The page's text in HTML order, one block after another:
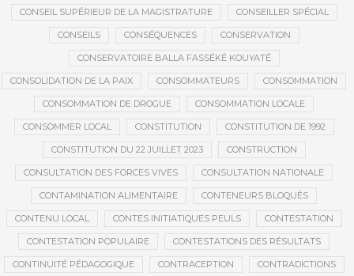
CONSEIL SUPÉRIEUR DE LA MAGISTRATURE CONSEILLER SPÉCIAL
CONSEILS CONSÉQUENCES CONSERVATION
CONSERVATOIRE BALLA FASSÉKÉ KOUYATÉ
CONSOLIDATION DE LA PAIX CONSOMMATEURS CONSOMMATION
CONSOMMATION DE DROGUE CONSOMMATION LOCALE
CONSOMMER LOCAL CONSTITUTION CONSTITUTION DE 1992
CONSTITUTION DU 22 JUILLET 2023 CONSTRUCTION
CONSULTATION DES FORCES VIVES CONSULTATION NATIONALE
CONTAMINATION ALIMENTAIRE CONTENEURS BLOQUÉS
CONTENU LOCAL CONTES INITIATIQUES PEULS CONTESTATION
CONTESTATION POPULAIRE CONTESTATIONS DES RÉSULTATS
CONTINUITÉ PÉDAGOGIQUE CONTRACEPTION CONTRADICTIONS